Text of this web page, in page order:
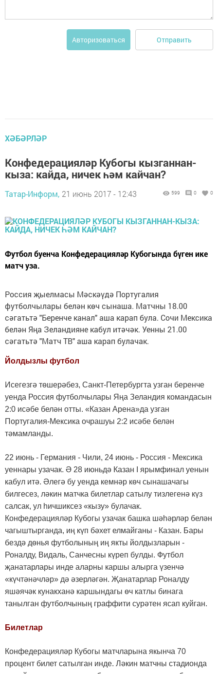
Авторизоваться Отправить
ХӘБӘРЛӘР
Конфедерацияләр Кубогы кызганнан-
кыза: кайда, ничек һәм кайчан?
Татар-Информ, 21 июнь 2017 - 12:43 599 0 0
Футбол буенча Конфедерацияләр Кубогында бүген ике
матч уза.
Россия җыелмасы Мәскәүдә Португалия
футболчылары белән көч сынаша. Матчны 18.00
сәгатьтә "Беренче канал" аша карап була. Сочи Мексика
белән Яңа Зеландияне кабул итәчәк. Уенны 21.00
сәгатьтә "Матч ТВ" аша карап булачак.
Йолдызлы футбол
Исегезгә төшерәбез, Санкт-Петербургта узган беренче
уенда Россия футболчылары Яңа Зеландия командасын
2:0 исәбе белән отты. «Казан Арена»да узган
Португалия-Мексика очрашуы 2:2 исәбе белән
тәмамланды.
22 июнь - Германия - Чили, 24 июнь - Россия - Мексика
уеннары узачак. Ә 28 июньдә Казан I ярымфинал уенын
кабул итә. Әлегә бу уенда кемнәр көч сынашачагы
билгесез, ләкин матчка билетлар сатылу тизлегенә күз
салсак, ул һичшиксез «кызу» булачак.
Конфедерацияләр Кубогы узачак башка шәһәрләр белән
чагыштырганда, иң күп бәхет елмайганы - Казан. Бары
бездә дөнья футболының иң якты йолдызларын -
Роналду, Видаль, Санчесны күреп булды. Футбол
җанатарлары инде аларны каршы алырга үзенчә
«күчтәнәчләр» дә әзерләгән. Җанатарлар Роналду
яшәячәк кунакханә каршындагы өч катлы бинага
танылган футболчының граффити сурәтен ясап куйган.
Билетлар
Конфедерацияләр Кубогы матчларына якынча 70
процент билет сатылган инде. Ләкин матчны стадионда